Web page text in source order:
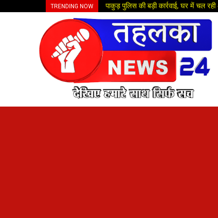
TRENDING NOW पाकुड़ पुलिस की बड़ी कार्रवाई, घर में चल